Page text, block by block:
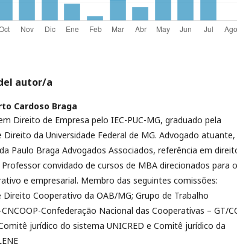
autor/a
Cardoso Braga
Direito de Empresa pelo IEC-PUC-MG, graduado pela
Direito da Universidade Federal de MG. Advogado atuante,
Paulo Braga Advogados Associados, referência em
convidado de cursos de MBA direcionados para o
e empresarial. Membro das seguintes comissões:
Direito Cooperativo da OAB/MG; Grupo de Trabalho
Confederação Nacional das Cooperativas – GT/
jurídico do sistema UNICRED e Comitê jurídico da